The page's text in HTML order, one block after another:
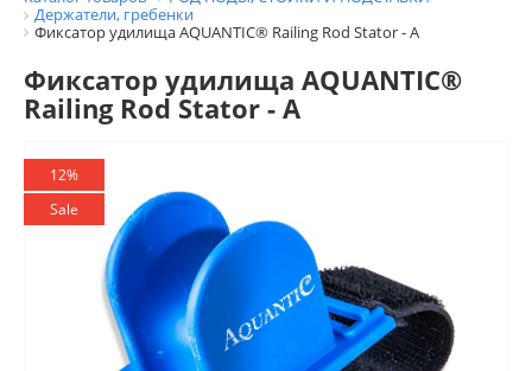
Держатели, гребенки
Фиксатор удилища AQUANTIC® Railing Rod Stator - A
Фиксатор удилища AQUANTIC®
Railing Rod Stator - A
12%
Sale